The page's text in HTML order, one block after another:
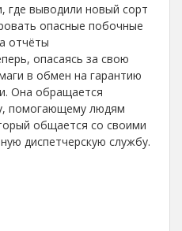
где выводили новый сорт
опасные побочные
отчёты
опасаясь за свою
в обмен на гарантию
Она обращается
помогающему людям
общается со своими
диспетчерскую службу.